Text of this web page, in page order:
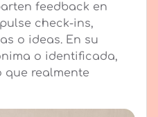
feedback en
check-ins,
o ideas. En su
o identificada,
que realmente